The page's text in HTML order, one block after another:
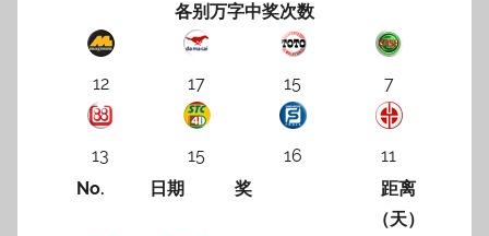
各别万字中奖次数
12 17 15 7
13 15 16
11
No.
日期 奖
距离
（天）